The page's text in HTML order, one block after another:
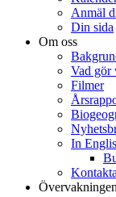
Anmäl
Din sida
Om oss
Vad gör
Filmer
In
Övervakningen